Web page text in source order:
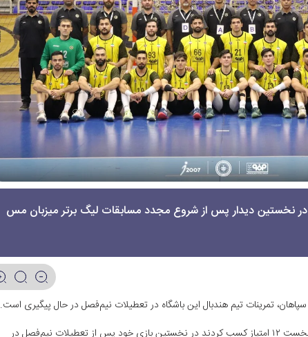
در نخستین دیدار پس از شروع مجدد مسابقات لیگ برتر میزبان مس
سپاهان، تمرینات تیم هندبال این باشگاه در تعطیلات نیم‌فصل در حال پیگیری است.
سپاهانی‌ها که از ۸ بازی خود در نیم‌فصل نخست ۱۲ امتیاز کسب کردند در نخستین بازی خود پس از تعطیلات نیم‌فصل در